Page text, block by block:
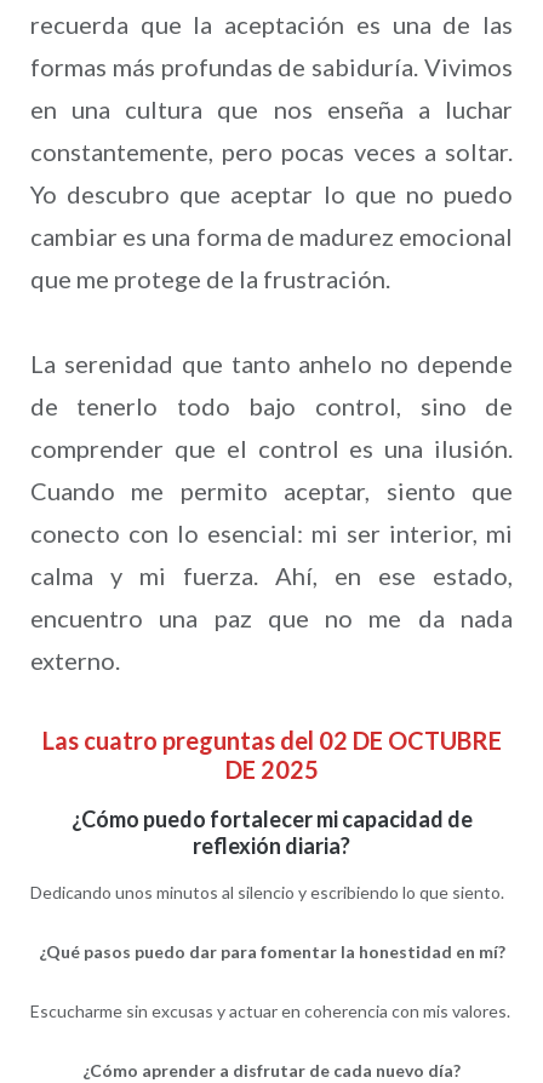
recuerda que la aceptación es una de las
formas más profundas de sabiduría. Vivimos
en una cultura que nos enseña a luchar
constantemente, pero pocas veces a soltar.
Yo descubro que aceptar lo que no puedo
cambiar es una forma de madurez emocional
que me protege de la frustración.
La serenidad que tanto anhelo no depende
de tenerlo todo bajo control, sino de
comprender que el control es una ilusión.
Cuando me permito aceptar, siento que
conecto con lo esencial: mi ser interior, mi
calma y mi fuerza. Ahí, en ese estado,
encuentro una paz que no me da nada
externo.
Las cuatro preguntas del 02 DE OCTUBRE
DE 2025
¿Cómo puedo fortalecer mi capacidad de
reflexión diaria?
Dedicando unos minutos al silencio y escribiendo lo que siento.
¿Qué pasos puedo dar para fomentar la honestidad en mí?
Escucharme sin excusas y actuar en coherencia con mis valores.
¿Cómo aprender a disfrutar de cada nuevo día?